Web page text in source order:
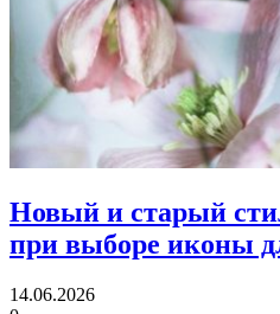
Новый и старый
при выборе иконы
14.06.2026